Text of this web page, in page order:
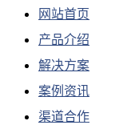
网站首页
产品介绍
解决方案
案例资讯
渠道合作